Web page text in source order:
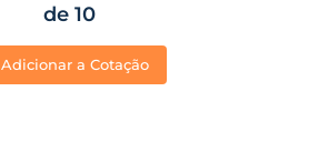
de 10
Adicionar a Cotação